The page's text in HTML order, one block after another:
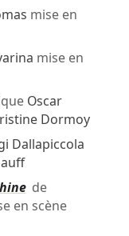
mise en
mise en
Oscar
Dormoy
Dallapiccola
de
en scène